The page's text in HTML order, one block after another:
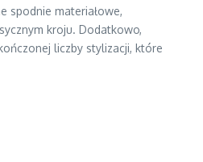
spodnie materiałowe,
kroju. Dodatkowo,
liczby stylizacji, które